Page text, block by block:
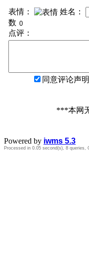
表情： 姓名：
数
点评：
同意评论声明
***本网
Powered by iwms 5.3
Processed in 0.05 second(s), 8 queries,